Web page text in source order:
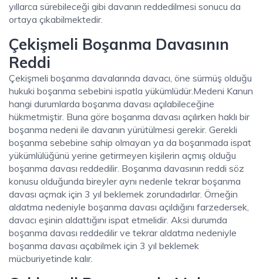
yıllarca sürebileceği gibi davanın reddedilmesi sonucu da
ortaya çıkabilmektedir.
Çekişmeli Boşanma Davasının
Reddi
Çekişmeli boşanma davalarında davacı, öne sürmüş olduğu
hukuki boşanma sebebini ispatla yükümlüdür.Medeni Kanun
hangi durumlarda boşanma davası açılabileceğine
hükmetmiştir. Buna göre boşanma davası açılırken haklı bir
boşanma nedeni ile davanın yürütülmesi gerekir. Gerekli
boşanma sebebine sahip olmayan ya da boşanmada ispat
yükümlülüğünü yerine getirmeyen kişilerin açmış olduğu
boşanma davası reddedilir. Boşanma davasının reddi söz
konusu olduğunda bireyler aynı nedenle tekrar boşanma
davası açmak için 3 yıl beklemek zorundadırlar. Örneğin
aldatma nedeniyle boşanma davası açıldığını farzedersek,
davacı eşinin aldattığını ispat etmelidir. Aksi durumda
boşanma davası reddedilir ve tekrar aldatma nedeniyle
boşanma davası açabilmek için 3 yıl beklemek
mücburiyetinde kalır.